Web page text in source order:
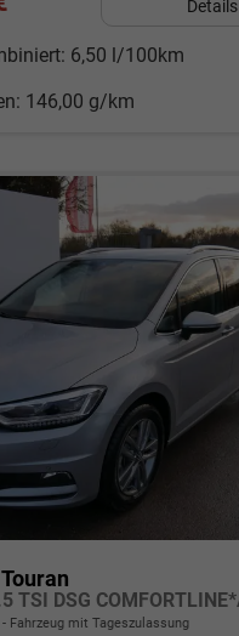
Details
6,50 l/100km
146,00 g/km
Fahrzeug mit Tageszulassung